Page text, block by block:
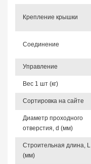
Крепление крышки
Соединение
Управление
Вес 1 шт (кг)
Сортировка на сайте
Диаметр проходного
отверстия, d (мм)
Строительная длина, L
(мм)